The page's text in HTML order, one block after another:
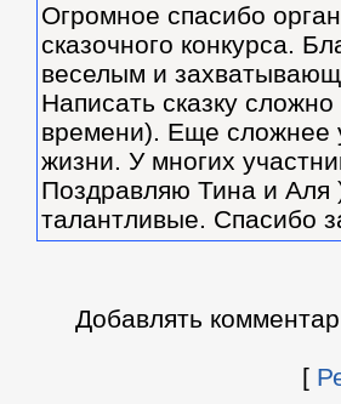
Огромное спасибо
сказочного конкурса.
веселым и
Написать сказку
времени). Еще сложнее
жизни. У многих
Поздравляю Тина и
талантливые. Спасибо
Добавлять
[